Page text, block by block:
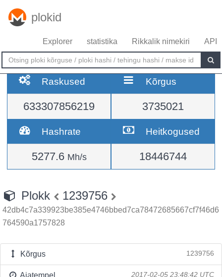
plokid
Explorer statistika Rikkalik nimekiri API
Raskused
633307856219
Kõrgus
3735021
Hashrate
5277.6 Mh/s
Heitkogused
18446744
Plokk 1239756
42db4c7a339923be385e4746bbed7ca78472685667cf7f46d6
764590a1757828
Kõrgus 1239756
Ajatempel 2017-02-05 23:48:42 UTC